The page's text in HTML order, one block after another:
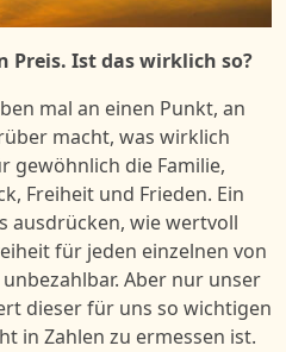
Preis. Ist das wirklich so?
mal an einen Punkt, an
macht, was wirklich
gewöhnlich die Familie,
Freiheit und Frieden. Ein
ausdrücken, wie wertvoll
für jeden einzelnen von
Aber nur unser
dieser für uns so wichtigen
in Zahlen zu ermessen ist.